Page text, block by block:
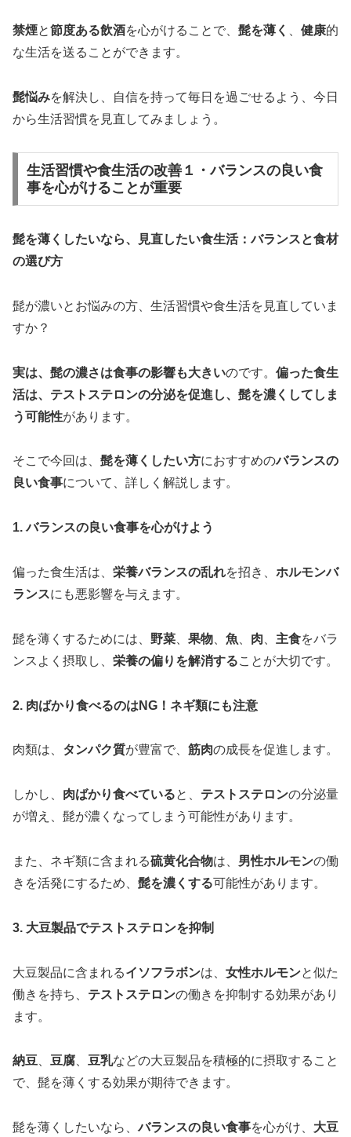
禁煙と節度ある飲酒を心がけることで、 髭を薄く 健康的
な生活を送ることができます。
髭悩みを解決し、自信を持って毎日を過ごせるよう、今日
から生活習慣を見直してみましょう。
生活習慣や食生活の改善１・バランスの良い食
事を心がけることが重要
髭を薄くしたいなら、見直したい食生活：バランスと食材
の選び方
髭が濃いとお悩みの方、生活習慣や食生活を見直していま
すか？
実は、髭の濃さは食事の影響も大きいのです。 偏った食生
活は、テストステロンの分泌を促進し、髭を濃くしてしま
う可能性があります。
そこで今回は、 髭を薄くしたい方におすすめのバランスの
良い食事について、詳しく解説します。
1. バランスの良い食事を心がけよう
偏った食生活は、 栄養バランスの乱れを招き、 ホルモンバ
ランスにも悪影響を与えます。
髭を薄くするためには、 野菜 果物 魚 肉 主食をバラ
ンスよく摂取し、 栄養の偏りを解消することが大切です。
2. 肉ばかり食べるのはNG！ネギ類にも注意
肉類は、 タンパク質が豊富で、 筋肉の成長を促進します。
しかし、 肉ばかり食べていると、 テストステロンの分泌量
が増え、髭が濃くなってしまう可能性があります。
また、ネギ類に含まれる硫黄化合物は、 男性ホルモンの働
きを活発にするため、 髭を濃くする可能性があります。
3. 大豆製品でテストステロンを抑制
大豆製品に含まれるイソフラボンは、 女性ホルモンと似た
働きを持ち、 テストステロンの働きを抑制する効果があり
ます。
納豆、 豆腐、 豆乳などの大豆製品を積極的に摂取すること
で、髭を薄くする効果が期待できます。
髭を薄くしたいなら、バランスの良い食事を心がけ、 大豆